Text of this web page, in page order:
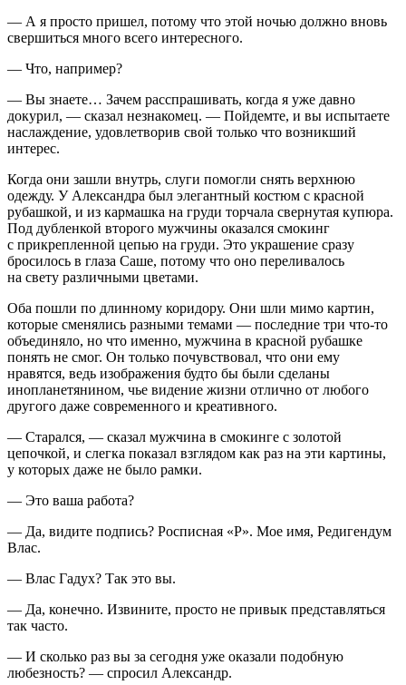
— А я просто пришел, потому что этой ночью должно вновь
свершиться много всего интересного.
— Что, например?
— Вы знаете… Зачем расспрашивать, когда я уже давно
докурил, — сказал незнакомец. — Пойдемте, и вы испытаете
наслаждение, удовлетворив свой только что возникший
интерес.
Когда они зашли внутрь, слуги помогли снять верхнюю
одежду. У Александра был элегантный костюм с красной
рубашкой, и из кармашка на груди торчала свернутая купюра.
Под дубленкой второго мужчины оказался смокинг
с прикрепленной цепью на груди. Это украшение сразу
бросилось в глаза Саше, потому что оно переливалось
на свету различными цветами.
Оба пошли по длинному коридору. Они шли мимо картин,
которые сменялись разными темами — последние три что-то
объединяло, но что именно, мужчина в красной рубашке
понять не смог. Он только почувствовал, что они ему
нравятся, ведь изображения будто бы были сделаны
инопланетянином, чье видение жизни отлично от любого
другого даже современного и креативного.
— Старался, — сказал мужчина в смокинге с золотой
цепочкой, и слегка показал взглядом как раз на эти картины,
у которых даже не было рамки.
— Это ваша работа?
— Да, видите подпись? Росписная «Р». Мое имя, Редигендум
Влас.
— Влас Гадух? Так это вы.
— Да, конечно. Извините, просто не привык представляться
так часто.
— И сколько раз вы за сегодня уже оказали подобную
любезность? — спросил Александр.